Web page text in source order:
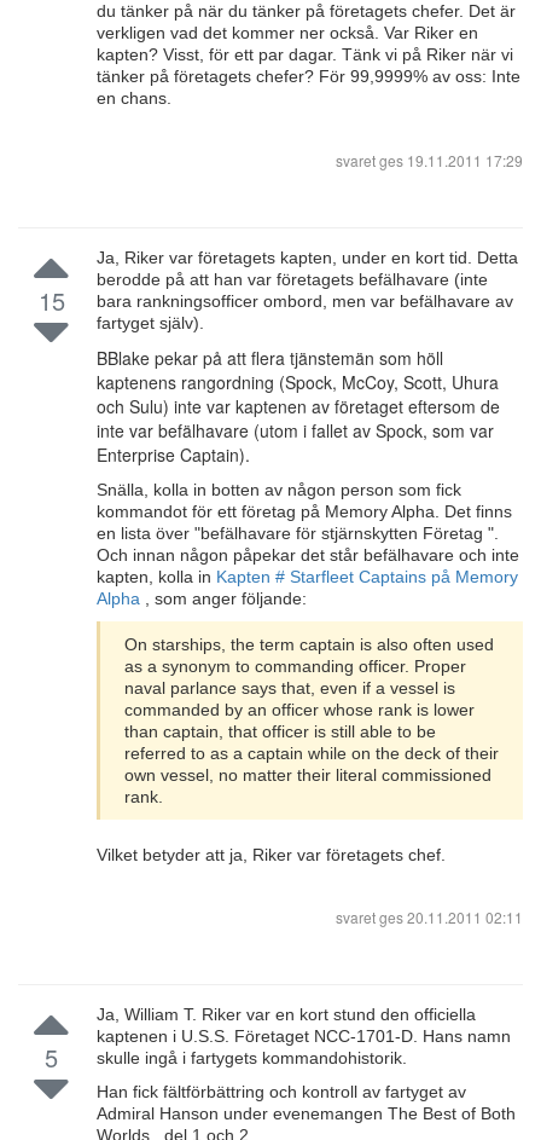
du tänker på när du tänker på företagets chefer. Det är
verkligen vad det kommer ner också. Var Riker en
kapten? Visst, för ett par dagar. Tänk vi på Riker när vi
tänker på företagets chefer? För 99,9999% av oss: Inte
en chans.
svaret ges 19.11.2011 17:29
15
Ja, Riker var företagets kapten, under en kort tid. Detta
berodde på att han var företagets befälhavare (inte
bara rankningsofficer ombord, men var befälhavare av
fartyget själv).
BBlake pekar på att flera tjänstemän som höll
kaptenens rangordning (Spock, McCoy, Scott, Uhura
och Sulu) inte var kaptenen av företaget eftersom de
inte var befälhavare (utom i fallet av Spock, som var
Enterprise Captain).
Snälla, kolla in botten av någon person som fick
kommandot för ett företag på Memory Alpha. Det finns
en lista över "befälhavare för stjärnskytten Företag ".
Och innan någon påpekar det står befälhavare och inte
kapten, kolla in Kapten # Starfleet Captains på Memory
Alpha
, som anger följande:
On starships, the term captain is also often used
as a synonym to commanding officer. Proper
naval parlance says that, even if a vessel is
commanded by an officer whose rank is lower
than captain, that officer is still able to be
referred to as a captain while on the deck of their
own vessel, no matter their literal commissioned
rank.
Vilket betyder att ja, Riker var företagets chef.
svaret ges20.11.2011 02:11
5
Ja, William T. Riker var en kort stund den officiella
kaptenen i U.S.S. Företaget NCC-1701-D. Hans namn
skulle ingå i fartygets kommandohistorik.
Han fick fältförbättring och kontroll av fartyget av
Admiral Hanson under evenemangen The Best of Both
Worlds , del 1 och 2.